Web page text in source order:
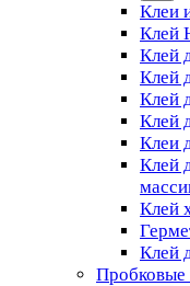
Клеи
Клей
Клей
Клей
Клей
Клей
Клеи
Клей
Клей
Клей
Пробковые